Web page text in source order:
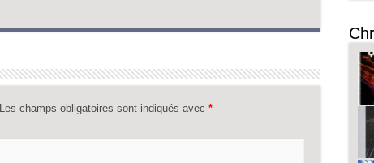
Les champs obligatoires sont indiqués avec *